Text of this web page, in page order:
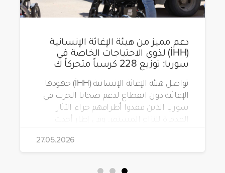
دعم مميز من هيئة الإغاثة الإنسانية
(İHH) لذوي الاحتياجات الخاصة في
سوريا: توزيع 228 كرسياً متحركاً ك
تواصل هيئة الإغاثة الإنسانية (İHH) جهودها
الإغاثية دون انقطاع لدعم ضحايا الحرب في
سوريا الذين فقدوا أطرافهم جراء الآثار
المدمرة للنزاع المستمر. وفي إطار أحدث
مشاريعها، قامت الهيئة بتوزيع 228 كرسياً
متحركاً كهربائياً على أشخاص من ذوي
الاحتياجات الخاصة يعيشون في ظروف
قاسية بمناطق دمشق، وحلب، وحماة،
27.05.2026